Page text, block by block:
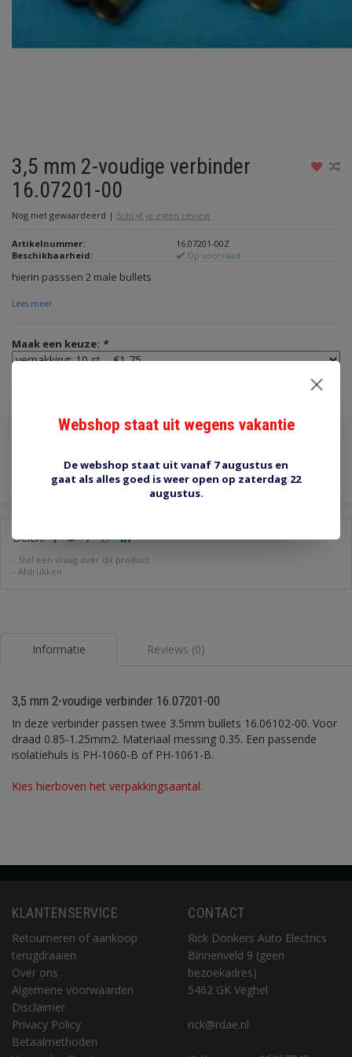
3,5 mm 2-voudige verbinder
16.07201-00
Nog niet gewaardeerd | Schrijf je eigen review
Artikelnummer:
16.07201-00Z
Beschikbaarheid:
Op voorraad
hierin passsen 2 male bullets
Lees meer
Maak een keuze: *
Delen:
- Stel een vraag over dit product
- Afdrukken
Informatie Reviews (0)
3,5 mm 2-voudige verbinder 16.07201-00
In deze verbinder passen twee 3.5mm bullets 16.06102-00. Voor
draad 0.85-1.25mm2. Materiaal messing 0.35. Een passende
isolatiehuls is PH-1060-B of PH-1061-B.
Kies hierboven het verpakkingsaantal.
KLANTENSERVICE
Retourneren of aankoop
terugdraaien
Over ons
Algemene voorwaarden
Disclaimer
Privacy Policy
Betaalmethoden
CONTACT
Rick Donkers Auto Electrics
Binnenveld 9 (geen
bezoekadres)
5462 GK Veghel
rick@rdae.nl
Webshop staat uit wegens vakantie
De webshop staat uit vanaf 7 augustus en
gaat als alles goed is weer open op zaterdag 22
augustus.